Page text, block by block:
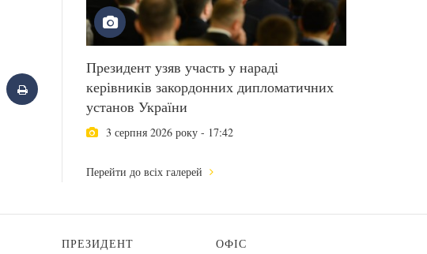
Президент узяв участь у нараді
керівників закордонних дипломатичних
установ України
3 серпня 2026 року - 17:42
Перейти до всіх галерей
ПРЕЗИДЕНТ
ОФІС